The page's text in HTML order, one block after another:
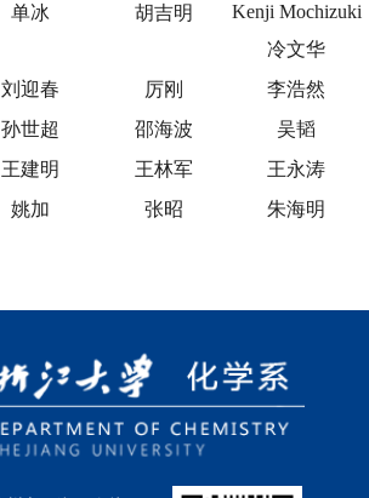
单冰 胡吉明
Kenji Mochizuki
冷文华
刘迎春 厉刚
李浩然
孙世超 邵海波
吴韬
王建明 王林军
王永涛
姚加 张昭 朱海明